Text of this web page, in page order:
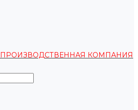
ПРОИЗВОДСТВЕННАЯ КОМПАНИЯ